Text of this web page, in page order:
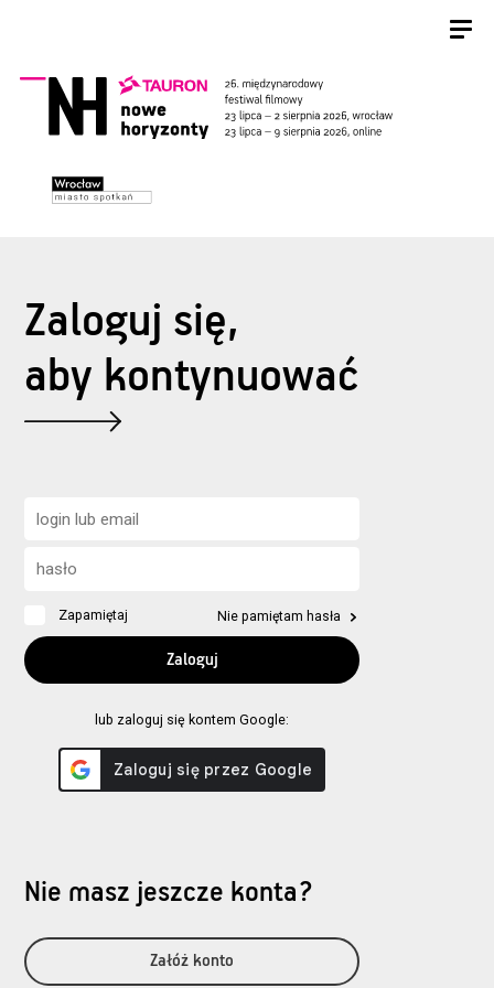
Zaloguj się,
aby kontynuować
Zapamiętaj Nie pamiętam hasła
lub zaloguj się kontem Google:
Nie masz jeszcze konta?
Załóż konto